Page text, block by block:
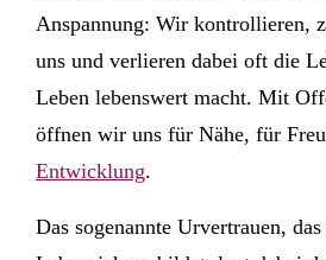
Anspannung: Wir kontrollieren,
uns und verlieren dabei oft die
Leben lebenswert macht. Mit
öffnen wir uns für Nähe, für
Entwicklung.
Das sogenannte Urvertrauen,